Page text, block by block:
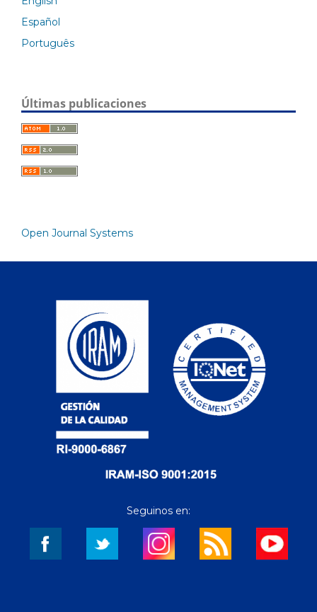
Español
Português
Últimas publicaciones
Open Journal Systems
Seguinos en: